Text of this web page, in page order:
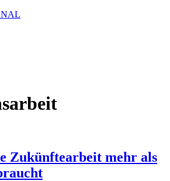
Zukünftearbeit mehr als